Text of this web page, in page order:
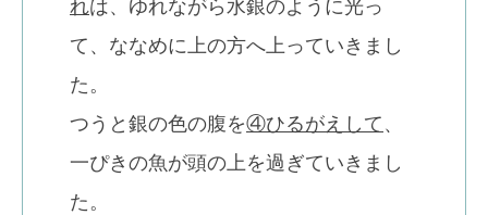
れは、ゆれながら水銀のように光っ
て、ななめに上の方へ上っていきまし
た。
つうと銀の色の腹を④ひるがえして 、
一ぴきの魚が頭の上を過ぎていきまし
た。